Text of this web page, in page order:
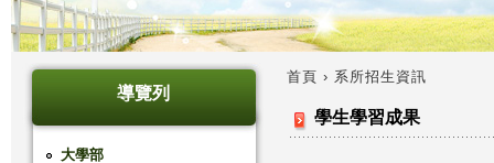
導覽列
大學部
您
首頁 › 系所招生資訊
學生學習成果